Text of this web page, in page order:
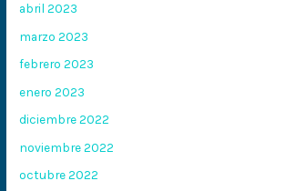
abril 2023
marzo 2023
febrero 2023
enero 2023
diciembre 2022
noviembre 2022
octubre 2022